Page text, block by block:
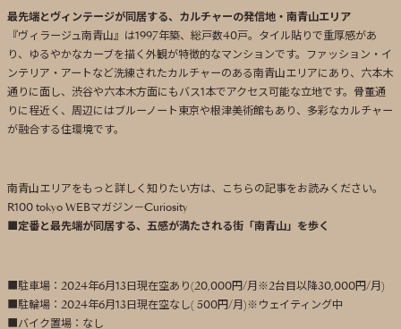
最先端とヴィンテージが同居する、カルチャーの発信地・南青山エリア
『ヴィラージュ南青山』は1997年築、総戸数40戸。タイル貼りで重厚感があ
り、ゆるやかなカーブを描く外観が特徴的なマンションです。ファッション・イ
ンテリア・アートなど洗練されたカルチャーのある南青山エリアにあり、六本木
通りに面し、渋谷や六本木方面にもバス1本でアクセス可能な立地です。骨董通
りに程近く、周辺にはブルーノート東京や根津美術館もあり、多彩なカルチャー
が融合する住環境です。
南青山エリアをもっと詳しく知りたい方は、こちらの記事をお読みください。
R100 tokyo WEBマガジン－Curiosity
■定番と最先端が同居する、五感が満たされる街「南青山」を歩く
■駐車場：2024年6月13日現在空あり(20,000円/月※2台目以降30,000円/月)
■駐輪場：2024年6月13日現在空なし( 500円/月)※ウェイティング中
■バイク置場：なし